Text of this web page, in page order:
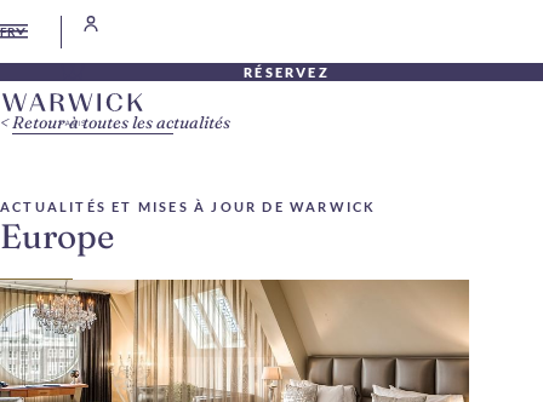
FR
RÉSERVEZ
ACTUALITÉS ET MISES À JOUR DE WARWICK
Europe
Retour à toutes les actualités